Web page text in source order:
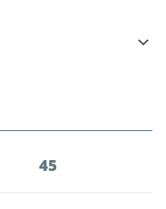
по
технологий
45